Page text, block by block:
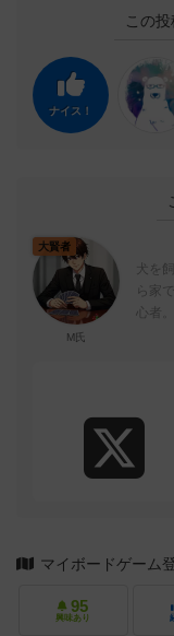
この投
ナイス！
大賢者
M氏
犬を
ら家
心者
マイボードゲーム
95
興味あり